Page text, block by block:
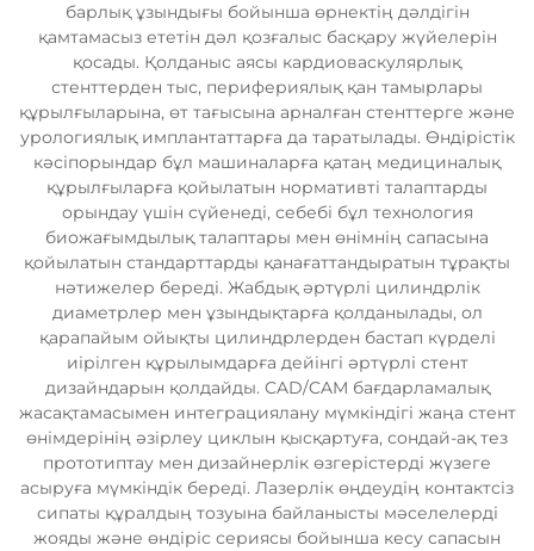
барлық ұзындығы бойынша өрнектің дәлдігін
қамтамасыз ететін дәл қозғалыс басқару жүйелерін
қосады. Қолданыс аясы кардиоваскулярлық
стенттерден тыс, перифериялық қан тамырлары
құрылғыларына, өт тағысына арналған стенттерге және
урологиялық имплантаттарға да таратылады. Өндірістік
кәсіпорындар бұл машиналарға қатаң медициналық
құрылғыларға қойылатын нормативті талаптарды
орындау үшін сүйенеді, себебі бұл технология
биожағымдылық талаптары мен өнімнің сапасына
қойылатын стандарттарды қанағаттандыратын тұрақты
нәтижелер береді. Жабдық әртүрлі цилиндрлік
диаметрлер мен ұзындықтарға қолданылады, ол
қарапайым ойықты цилиндрлерден бастап күрделі
иірілген құрылымдарға дейінгі әртүрлі стент
дизайндарын қолдайды. CAD/CAM бағдарламалық
жасақтамасымен интеграциялану мүмкіндігі жаңа стент
өнімдерінің әзірлеу циклын қысқартуға, сондай-ақ тез
прототиптау мен дизайнерлік өзгерістерді жүзеге
асыруға мүмкіндік береді. Лазерлік өңдеудің контактсіз
сипаты құралдың тозуына байланысты мәселелерді
жояды және өндіріс сериясы бойынша кесу сапасын